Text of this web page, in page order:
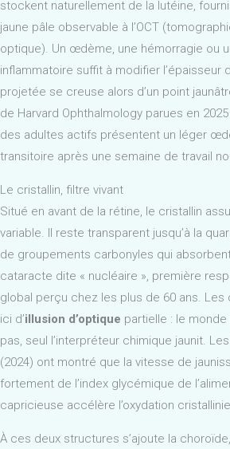
stockent naturellement de la lutéine,
jaune pâle observable à l’OCT
optique). Un œdème, une hémorragie ou
inflammatoire suffit à modifier l’épaisseur
projetée se creuse alors d’un point
de Harvard Ophthalmology parues en
des adultes actifs présentent un léger
transitoire après une semaine de travail
Le cristallin, filtre vivant
Situé en avant de la rétine, le cristallin
variable. Il reste transparent jusqu’à la
de groupements carbonyles qui absorbent
cataracte dite « nucléaire », première
global perçu chez les plus de 60 ans.
ici d’illusion d’optique partielle : le
pas, seul l’interpréteur chimique jaunit.
(2024) ont montré que la vitesse de
fortement de l’index glycémique de
capricieuse accélère l’oxydation
À ces deux structures s’ajoute la